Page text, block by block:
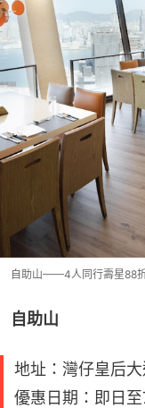
自助山——4人同行壽星88
自助山
地址：灣仔皇后
優惠日期：即日至